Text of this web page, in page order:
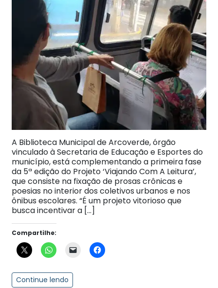
A Biblioteca Municipal de Arcoverde, órgão
vinculado à Secretaria de Educação e Esportes do
município, está complementando a primeira fase
da 5ª edição do Projeto ‘Viajando Com A Leitura’,
que consiste na fixação de prosas crônicas e
poesias no interior dos coletivos urbanos e nos
ônibus escolares. “É um projeto vitorioso que
busca incentivar a […]
Compartilhe:
Continue lendo